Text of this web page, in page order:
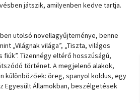
játszik, amilyenben kedve tartja.
utolsó novellagyűjteménye, benne
„Világnak világa”, „Tiszta, világos
fiúk”. Tizennégy eltérő hosszúságú,
történet. A megjelenő alakok,
különbözőek: öreg, spanyol koldus, egy
Egyesült Államokban, beszélgetések